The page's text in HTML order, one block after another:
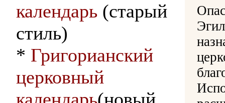
календарь (старый
стиль)
* Григорианский
церковный